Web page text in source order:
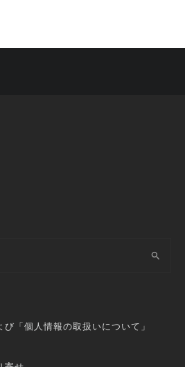
び「個人情報の取扱いについて」